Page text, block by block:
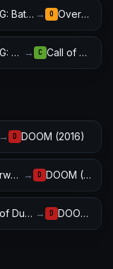
PUBG: Battlegrounds → O Overwatch 2
PUBG: Battlegrounds → C Call of Duty: Warzone
→ D DOOM (2016)
Overwatch 2 → D DOOM (2016)
Call of Duty: Warzone → D DOOM (2016)